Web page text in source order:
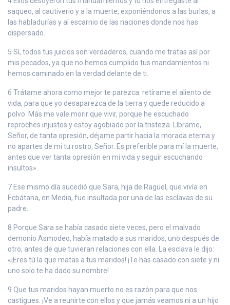
saqueo, al cautiverio y a la muerte, exponiéndonos a las burlas, a
las habladurías y al escarnio de las naciones donde nos has
dispersado.
5 Sí, todos tus juicios son verdaderos, cuando me tratas así por
mis pecados, ya que no hemos cumplido tus mandamientos ni
hemos caminado en la verdad delante de ti.
6 Trátame ahora como mejor te parezca: retírame el aliento de
vida, para que yo desaparezca de la tierra y quede reducido a
polvo. Más me vale morir que vivir, porque he escuchado
reproches injustos y estoy agobiado por la tristeza. Líbrame,
Señor, de tanta opresión, déjame partir hacia la morada eterna y
no apartes de mí tu rostro, Señor. Es preferible para mí la muerte,
antes que ver tanta opresión en mi vida y seguir escuchando
insultos».
7 Ese mismo día sucedió que Sara, hija de Ragüel, que vivía en
Ecbátana, en Media, fue insultada por una de las esclavas de su
padre.
8 Porque Sara se había casado siete veces, pero el malvado
demonio Asmodeo, había matado a sus maridos, uno después de
otro, antes de que tuvieran relaciones con ella. La esclava le dijo:
«¡Eres tú la que matas a tus maridos! ¡Te has casado con siete y ni
uno solo te ha dado su nombre!
9 Que tus maridos hayan muerto no es razón para que nos
castigues. ¡Ve a reunirte con ellos y que jamás veamos ni a un hijo